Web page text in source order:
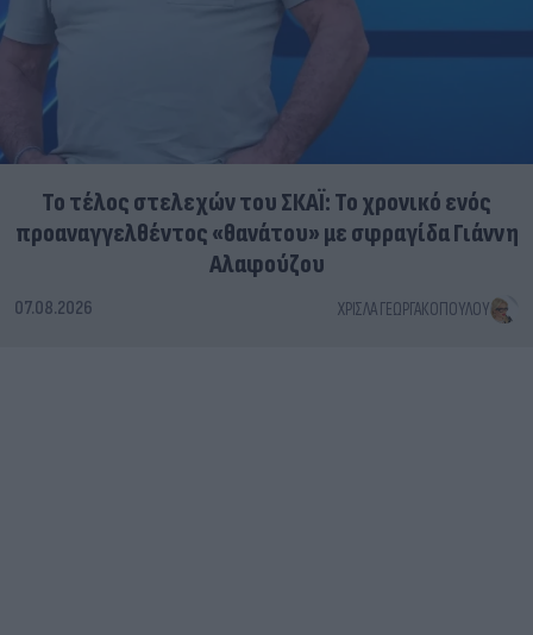
Το τέλος στελεχών του ΣΚΑΪ: Το χρονικό ενός
προαναγγελθέντος «θανάτου» με σφραγίδα Γιάννη
Αλαφούζου
07.08.2026 ΧΡΊΣΛΑ ΓΕΩΡΓΑΚΟΠΟΎΛΟΥ